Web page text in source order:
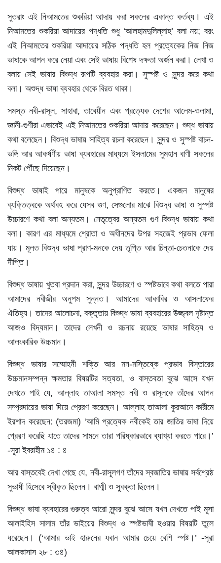
সুতরাং এই নিআমতের শুকরিয়া আদায় করা সকলের একান্ত কর্তব্য। এই
নিআমতের শুকরিয়া আদায়ের পদ্ধতি শুধু ‘আলহামদুলিল্লাহ’ বলা নয়; বরং
এই নিআমতের শুকরিয়া আদায়ের সঠিক পদ্ধতি হল প্রত্যেকের নিজ নিজ
ভাষাকে আপন করে নেয়া এবং সেই ভাষায় বিশেষ দক্ষতা অর্জন করা। লেখা ও
বলায় সেই ভাষার বিশুদ্ধ রূপটি ব্যবহার করা। সুস্পষ্ট ও সুন্দর করে কথা
বলা। অশুদ্ধ ভাষা ব্যবহার থেকে বিরত থাকা।
সমস্ত নবী-রাসূল, সাহাবা, তাবেয়ীন এবং প্রত্যেক দেশের আলেম-ওলামা,
জ্ঞানী-গুণীরা এভাবেই এই নিআমতের শুকরিয়া আদায় করেছেন। শুদ্ধ ভাষায়
কথা বলেছেন। বিশুদ্ধ ভাষায় সাহিত্য রচনা করেছেন। সুন্দর ও সুস্পষ্ট বাচন-
ভঙ্গি আর আকর্ষণীয় ভাষা ব্যবহারের মাধ্যমে ইসলামের সুমহান বাণী সকলের
নিকট পৌঁছে দিয়েছেন।
বিশুদ্ধ ভাষাই পারে মানুষকে অনুপ্রাণিত করতে। একজন মানুষের
ব্যক্তিত্বকে অর্থবহ করে যেসব গুণ, সেগুলোর মাঝে বিশুদ্ধ ভাষা ও সুস্পষ্ট
উচ্চারণে কথা বলা অন্যতম। নেতৃত্বের অন্যতম গুণ বিশুদ্ধ ভাষায় কথা
বলা। কারণ এর মাধ্যমে শ্রোতা ও অধীনদের উপর সহজেই প্রভাব ফেলা
যায়। মূলত বিশুদ্ধ ভাষা প্রাণ-মনকে দেয় তৃপ্তি আর চিন্তা-চেতনাকে দেয়
দীপ্তি।
বিশুদ্ধ ভাষায় খুতবা প্রদান করা, সুন্দর উচ্চারণে ও স্পষ্টভাবে কথা বলতে পারা
আমাদের নবীজীর অনুপম সুন্নত। আমাদের আকাবির ও আসলাফের
ঐতিহ্য। তাদের আলোচনা, বক্তৃতায় বিশুদ্ধ ভাষা ব্যবহারের উজ্জ্বল দৃষ্টান্ত
আজও বিদ্যমান। তাদের লেখনী ও রচনায় রয়েছে ভাষার সাহিত্য ও
আলংকারিক উচ্চমান।
বিশুদ্ধ ভাষার সম্মোহনী শক্তি আর মন-মস্তিষ্কে প্রভাব বিস্তারের
উচ্চমানসম্পন্ন ক্ষমতার বিষয়টির সত্যতা, ও বাস্তবতা বুঝে আসে যখন
দেখতে পাই যে, আল্লাহ তাআলা সমস্ত নবী ও রাসূলকে তাঁদের আপন
সম্প্রদায়ের ভাষা দিয়ে প্রেরণ করেছেন। আল্লাহ তাআলা কুরআনে কারীমে
ইরশাদ করেছেন: (তরজমা) ‘আমি প্রত্যেক নবীকেই তার জাতির ভাষা দিয়ে
প্রেরণ করেছি যাতে তাদের সামনে তারা পরিষ্কারভাবে ব্যাখ্যা করতে পারে।’
-সূরা ইবরাহীম ১৪ : ৪
আর বাস্তবেই দেখা গেছে যে, নবী-রাসূলগণ তাঁদের স্বজাতির ভাষায় সর্বশ্রেষ্ঠ
সুভাষী হিসেবে স্বীকৃত ছিলেন। বাগ্মী ও সুবক্তা ছিলেন।
বিশুদ্ধ ভাষা ব্যবহারের গুরুত্ব আরো সুন্দর বুঝে আসে যখন দেখতে পাই মূসা
আলাইহিস সালাম তাঁর ভাইয়ের বিশুদ্ধ ও স্পষ্টভাষী হওয়ার বিষয়টি তুলে
ধরেছেন। (‘আমার ভাই হারুনের যবান আমার চেয়ে বেশি স্পষ্ট।’ -সূরা
আলকাসাস ২৮ : ৩৪)